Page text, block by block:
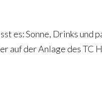
es: Sonne, Drinks und
auf der Anlage des TC